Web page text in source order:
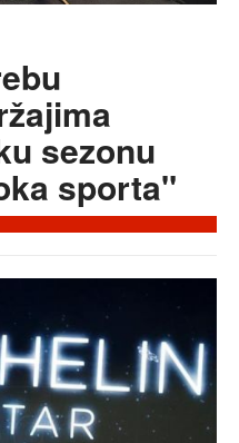
sezonu
sporta"